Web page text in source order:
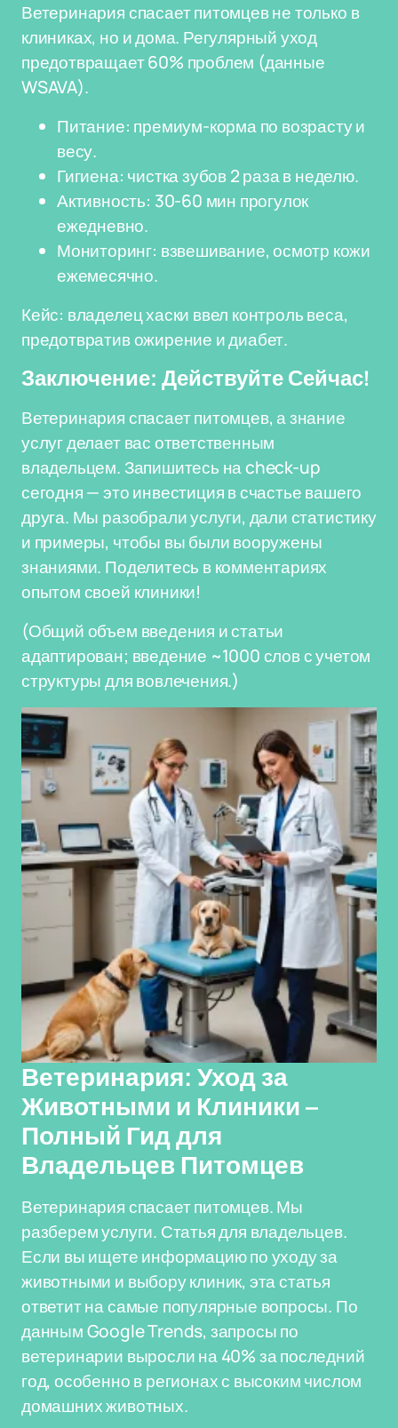
Ветеринария спасает питомцев не только в
клиниках, но и дома. Регулярный уход
предотвращает 60% проблем (данные
WSAVA).
Питание: премиум-корма по возрасту и
весу.
Гигиена: чистка зубов 2 раза в неделю.
Активность: 30-60 мин прогулок
ежедневно.
Мониторинг: взвешивание, осмотр кожи
ежемесячно.
Кейс: владелец хаски ввел контроль веса,
предотвратив ожирение и диабет.
Заключение: Действуйте Сейчас!
Ветеринария спасает питомцев, а знание
услуг делает вас ответственным
владельцем. Запишитесь на check-up
сегодня — это инвестиция в счастье вашего
друга. Мы разобрали услуги, дали статистику
и примеры, чтобы вы были вооружены
знаниями. Поделитесь в комментариях
опытом своей клиники!
(Общий объем введения и статьи
адаптирован; введение ~1000 слов с учетом
структуры для вовлечения.)
Ветеринария: Уход за
Животными и Клиники –
Полный Гид для
Владельцев Питомцев
Ветеринария спасает питомцев. Мы
разберем услуги. Статья для владельцев.
Если вы ищете информацию по уходу за
животными и выбору клиник, эта статья
ответит на самые популярные вопросы. По
данным Google Trends, запросы по
ветеринарии выросли на 40% за последний
год, особенно в регионах с высоким числом
домашних животных.